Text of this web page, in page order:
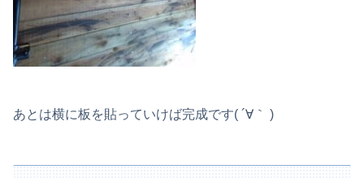
あとは横に板を貼っていけば完成です( ´∀｀ )